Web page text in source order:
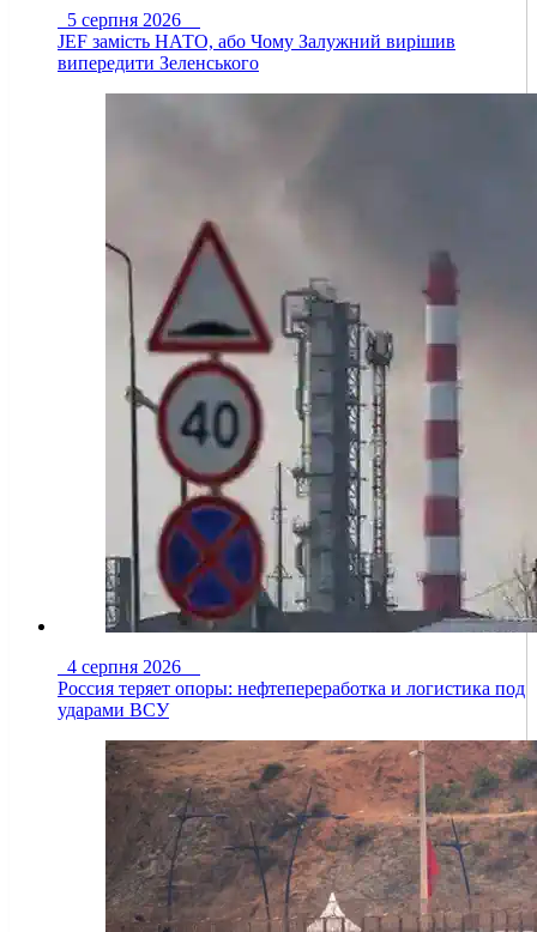
5 серпня 2026
JEF замість НАТО, або Чому Залужний вирішив
випередити Зеленського
4 серпня 2026
Россия теряет опоры: нефтепереработка и логистика под
ударами ВСУ